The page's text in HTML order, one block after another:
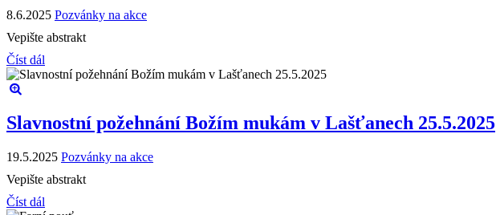
8.6.2025 Pozvánky na akce
Vepište abstrakt
Číst dál
Slavnostní požehnání Božím mukám v Lašťanech 25.5.2025
19.5.2025 Pozvánky na akce
Vepište abstrakt
Číst dál